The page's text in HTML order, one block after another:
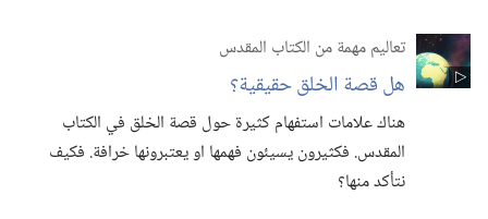
تعاليم مهمة من الكتاب المقدس
هل قصة الخلق حقيقية؟‏
هناك علامات استفهام كثيرة حول قصة الخلق في الكتاب
المقدس.‏ فكثيرون يسيئون فهمها او يعتبرونها خرافة.‏ فكيف
نتأكد منها؟‏